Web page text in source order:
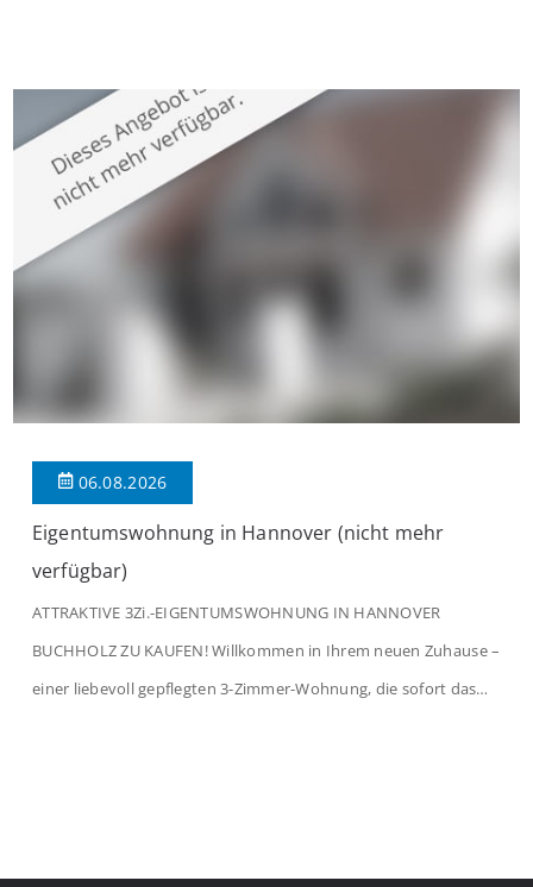
großzügige Räume und eine hochwertige Ausstattung, die
modernen Wohnkomfort mit einem stilvollen Ambiente
verbindet. Der […]
06.08.2026
Eigentumswohnung in Hannover (nicht mehr
verfügbar)
ATTRAKTIVE 3Zi.-EIGENTUMSWOHNUNG IN HANNOVER
BUCHHOLZ ZU KAUFEN! Willkommen in Ihrem neuen Zuhause –
einer liebevoll gepflegten 3-Zimmer-Wohnung, die sofort das